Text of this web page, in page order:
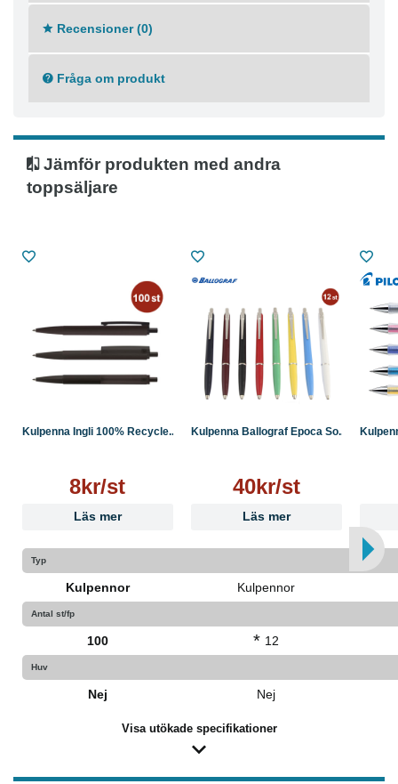
Recensioner (0)
Fråga om produkt
Jämför produkten med andra
toppsäljare
Kulpenna Ingli 100% Recycle...
8kr/st
Läs mer
Kulpenna Ballograf Epoca So...
40kr/st
Läs mer
Typ
Kulpennor Kulpennor
Antal st/fp
100 * 12
Huv
Nej Nej
Visa utökade specifikationer